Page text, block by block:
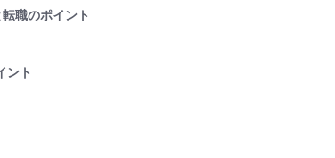
職のポイント
ント